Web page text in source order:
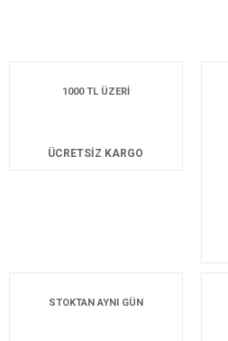
1000 TL ÜZERİ
ÜCRETSİZ KARGO
STOKTAN AYNI GÜN